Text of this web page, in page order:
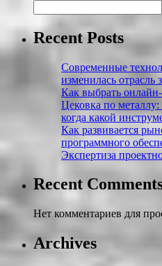
Recent Posts
Современные
изменилась отрасль
Как выбрать
Цековка по металлу:
когда какой
Как развивается
программного
Экспертиза
Recent
Нет комментариев для
Archives